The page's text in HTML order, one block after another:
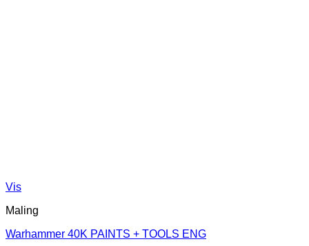
Vis
Maling
Warhammer 40K PAINTS + TOOLS ENG